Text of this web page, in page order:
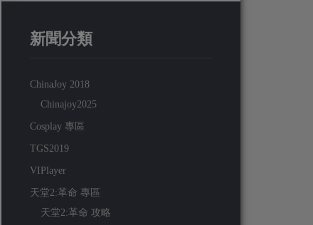
新聞分類
ChinaJoy 2018
Chinajoy2025
Cosplay 專區
TGS2019
VIPlayer
天堂2:革命 專區
天堂2:革命 攻略